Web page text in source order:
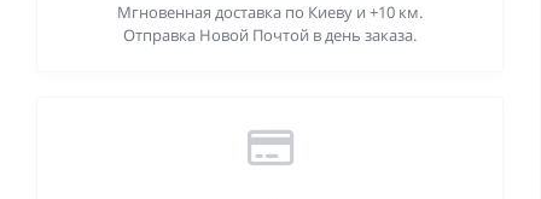
Мгновенная доставка по Киеву и +10 км.
Отправка Новой Почтой в день заказа.